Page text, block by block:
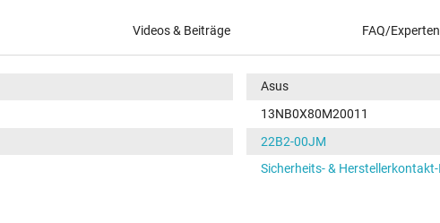
Videos & Beiträge FAQ/
Asus
13NB0X80M20011
22B2-00JM
Sicherheits- &